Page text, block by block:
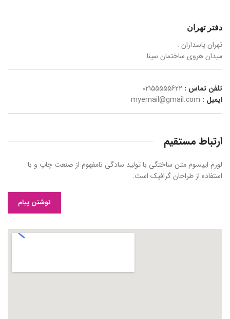
دفتر تهران
تهران پاسداران .
میدان هروی ساختمان سینا
تلفن تماس :
ایمیل :
ارتباط مستقیم
لورم ایپسوم متن ساختگی با تولید سادگی نامفهوم از صنعت چاپ و با
استفاده از طراحان گرافیک است.
نوشتن پیام